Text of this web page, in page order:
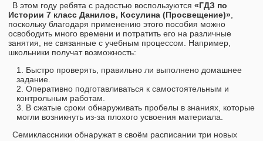
В этом году ребята с радостью воспользуются «ГДЗ по
Истории 7 класс Данилов, Косулина (Просвещение)»,
поскольку благодаря применению этого пособия можно
освободить много времени и потратить его на различные
занятия, не связанные с учебным процессом. Например,
школьники получат возможность:
Быстро проверять, правильно ли выполнено домашнее
задание.
Оперативно подготавливаться к самостоятельным и
контрольным работам.
В сжатые сроки обнаруживать пробелы в знаниях, которые
могли возникнуть из-за плохого усвоения материала.
Семиклассники обнаружат в своём расписании три новых